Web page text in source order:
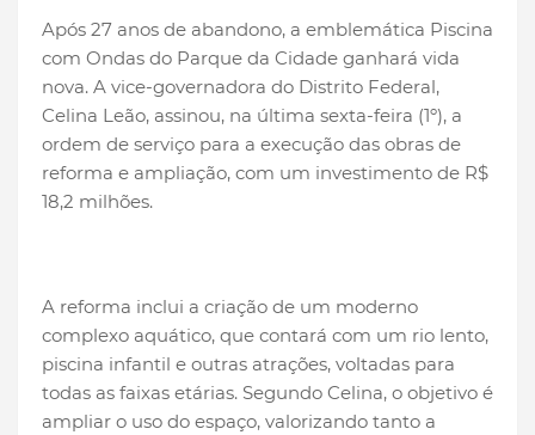
Após 27 anos de abandono, a emblemática Piscina
com Ondas do Parque da Cidade ganhará vida
nova. A vice-governadora do Distrito Federal,
Celina Leão, assinou, na última sexta-feira (1º), a
ordem de serviço para a execução das obras de
reforma e ampliação, com um investimento de R$
18,2 milhões.
A reforma inclui a criação de um moderno
complexo aquático, que contará com um rio lento,
piscina infantil e outras atrações, voltadas para
todas as faixas etárias. Segundo Celina, o objetivo é
ampliar o uso do espaço, valorizando tanto a